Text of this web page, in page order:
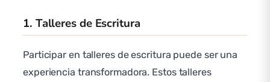
1. Talleres de Escritura
Participar en talleres de escritura puede ser una
experiencia transformadora. Estos talleres